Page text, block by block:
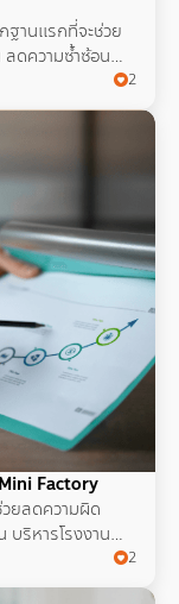
ฐานแรกที่จะช่วย
ลดความซ้ำซ้อน
2
Factory
ยลดความผิด
บริหารโรงงาน
ว่าเดิม
2